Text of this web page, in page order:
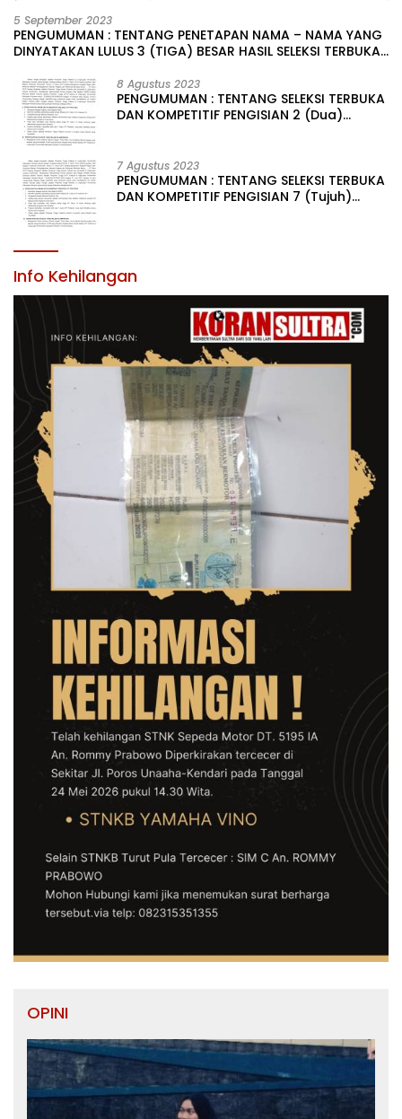
5 September 2023
PENGUMUMAN : TENTANG PENETAPAN NAMA – NAMA YANG
DINYATAKAN LULUS 3 (TIGA) BESAR HASIL SELEKSI TERBUKA
LINGKUNGAN PEMERINTAH DAERAH KABUPATEN KONAWE
8 Agustus 2023
PENGUMUMAN : TENTANG SELEKSI TERBUKA
DAN KOMPETITIF PENGISIAN 2 (Dua)
KABUPATEN KONAWE
7 Agustus 2023
PENGUMUMAN : TENTANG SELEKSI TERBUKA
DAN KOMPETITIF PENGISIAN 7 (Tujuh)
Info Kehilangan
OPINI